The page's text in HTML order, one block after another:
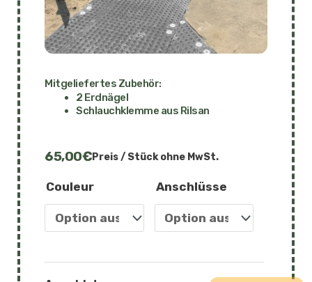
Mitgeliefertes Zubehör:
2 Erdnägel
Schlauchklemme aus Rilsan
65,00€Preis / Stück ohne MwSt.
Couleur Anschlüsse
Mobi-Deck Light - Feste